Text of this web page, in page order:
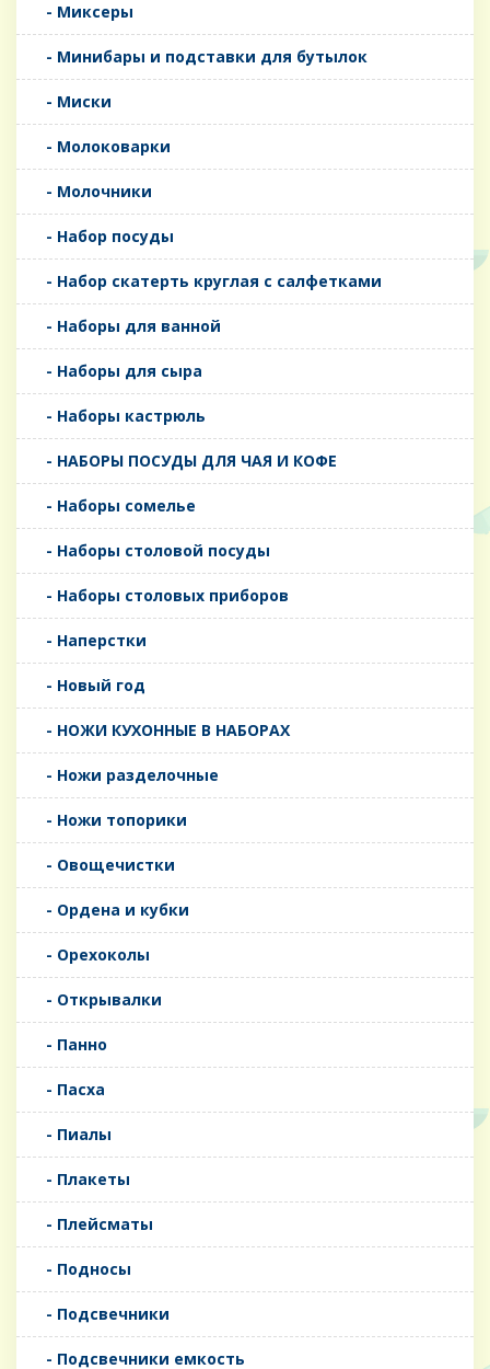
- Миксеры
- Минибары и подставки для бутылок
- Миски
- Молоковарки
- Молочники
- Набор посуды
- Набор скатерть круглая с салфетками
- Наборы для ванной
- Наборы для сыра
- Наборы кастрюль
- НАБОРЫ ПОСУДЫ ДЛЯ ЧАЯ И КОФЕ
- Наборы сомелье
- Наборы столовой посуды
- Наборы столовых приборов
- Наперстки
- Новый год
- НОЖИ КУХОННЫЕ В НАБОРАХ
- Ножи разделочные
- Ножи топорики
- Овощечистки
- Ордена и кубки
- Орехоколы
- Открывалки
- Панно
- Пасха
- Пиалы
- Плакеты
- Плейсматы
- Подносы
- Подсвечники
- Подсвечники емкость